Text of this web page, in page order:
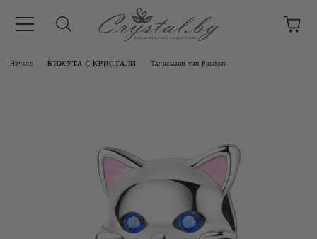
Начало БИЖУТА С КРИСТАЛИ Талисмани тип Pandora